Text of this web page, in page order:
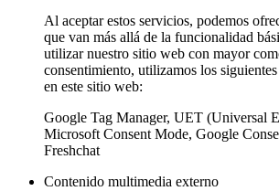
Al aceptar estos servicios, podemos
que van más allá de la funcionalidad
utilizar nuestro sitio web con mayor
consentimiento, utilizamos los
en este sitio web:
Google Tag Manager, UET (Universal
Microsoft Consent Mode, Google
Freshchat
Contenido multimedia externo